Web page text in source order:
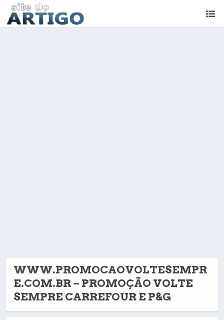
WWW.PROMOCAOVOLTESEMPR
E.COM.BR – PROMOÇÃO VOLTE
SEMPRE CARREFOUR E P&G